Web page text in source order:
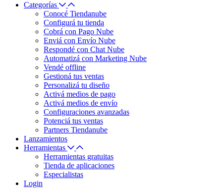
Categorías
Conocé Tiendanube
Configurá tu tienda
Cobrá con Pago Nube
Enviá con Envío Nube
Respondé con Chat Nube
Automatizá con Marketing Nube
Vendé offline
Gestioná tus ventas
Personalizá tu diseño
Activá medios de pago
Activá medios de envío
Configuraciones avanzadas
Potenciá tus ventas
Partners Tiendanube
Lanzamientos
Herramientas
Herramientas gratuitas
Tienda de aplicaciones
Especialistas
Login